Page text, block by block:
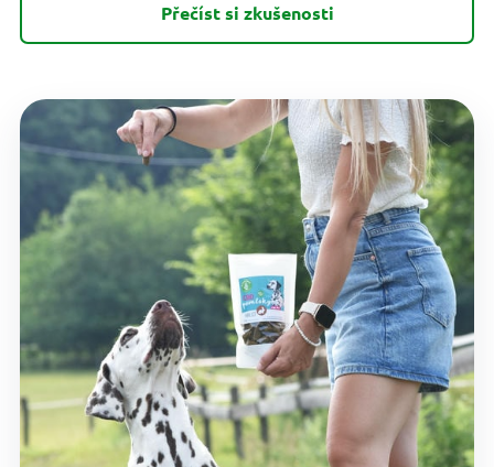
Přečíst si zkušenosti